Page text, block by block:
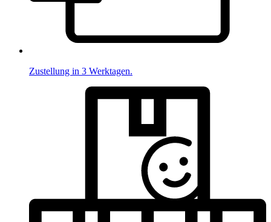
Zustellung in 3 Werktagen.